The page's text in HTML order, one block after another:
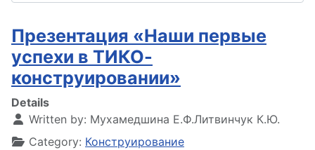
Презентация «Наши первые
успехи в ТИКО-
конструировании»
Details
Written by: Мухамедшина Е.Ф.Литвинчук К.Ю.
Category: Конструирование